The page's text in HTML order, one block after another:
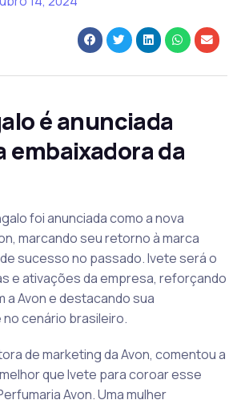
é anunciada
embaixadora da
foi anunciada como a nova
marcando seu retorno à marca
sucesso no passado. Ivete será o
e ativações da empresa, reforçando
a Avon e destacando sua
cenário brasileiro.
de marketing da Avon, comentou a
que Ivete para coroar esse
Avon. Uma mulher